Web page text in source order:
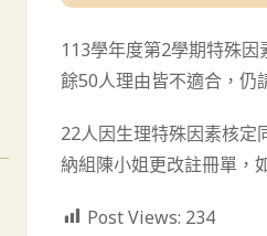
113學年度第2學期特殊
餘50人理由皆不適合，仍
22人因生理特殊因素核定
納組陳小姐更改註冊單，
Post Views: 234